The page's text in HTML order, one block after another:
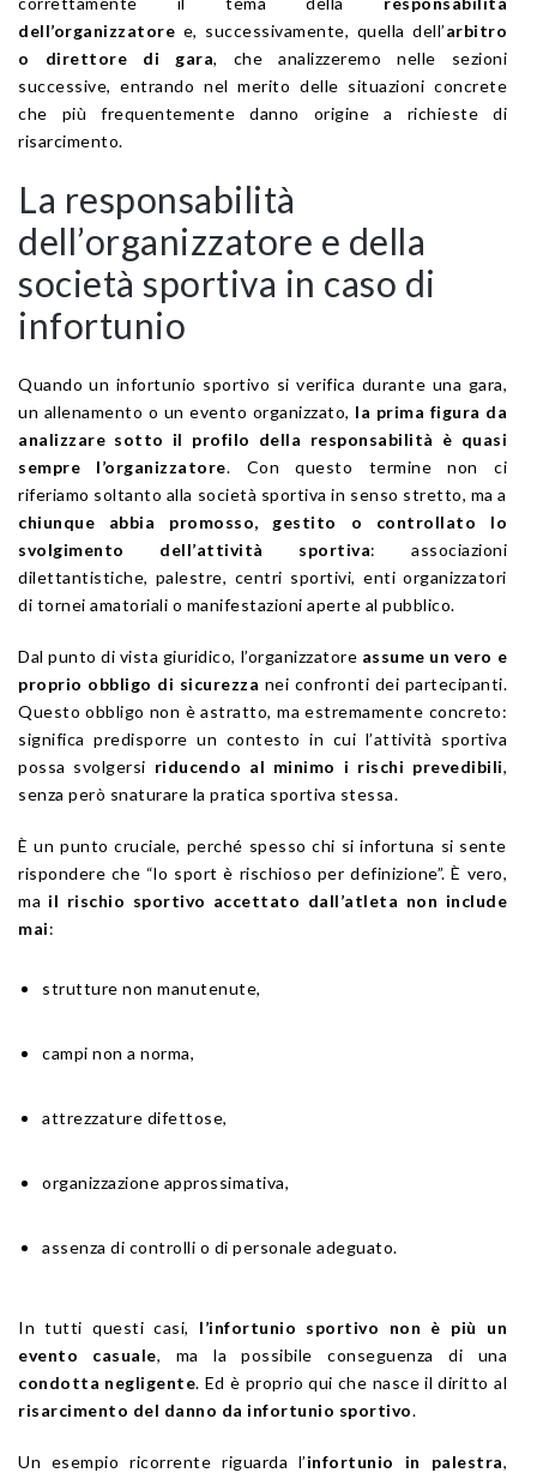
dell’organizzatore e, successivamente, quella dell’arbitro
o direttore di gara, che analizzeremo nelle sezioni
successive, entrando nel merito delle situazioni concrete
che più frequentemente danno origine a richieste di
risarcimento.
La responsabilità
dell’organizzatore e della
società sportiva in caso di
infortunio
Quando un infortunio sportivo si verifica durante una gara,
un allenamento o un evento organizzato, la prima figura da
analizzare sotto il profilo della responsabilità è quasi
sempre l’organizzatore. Con questo termine non ci
riferiamo soltanto alla società sportiva in senso stretto, ma a
chiunque abbia promosso, gestito o controllato lo
svolgimento dell’attività sportiva: associazioni
dilettantistiche, palestre, centri sportivi, enti organizzatori
di tornei amatoriali o manifestazioni aperte al pubblico.
Dal punto di vista giuridico, l’organizzatore assume un vero e
proprio obbligo di sicurezza nei confronti dei partecipanti.
Questo obbligo non è astratto, ma estremamente concreto:
significa predisporre un contesto in cui l’attività sportiva
possa svolgersi riducendo al minimo i rischi prevedibili,
senza però snaturare la pratica sportiva stessa.
È un punto cruciale, perché spesso chi si infortuna si sente
rispondere che “lo sport è rischioso per definizione”. È vero,
ma il rischio sportivo accettato dall’atleta non include
mai:
strutture non manutenute,
campi non a norma,
attrezzature difettose,
organizzazione approssimativa,
assenza di controlli o di personale adeguato.
In tutti questi casi, l’infortunio sportivo non è più un
evento casuale, ma la possibile conseguenza di una
condotta negligente. Ed è proprio qui che nasce il diritto al
risarcimento del danno da infortunio sportivo.
Un esempio ricorrente riguarda l’infortunio in palestra,